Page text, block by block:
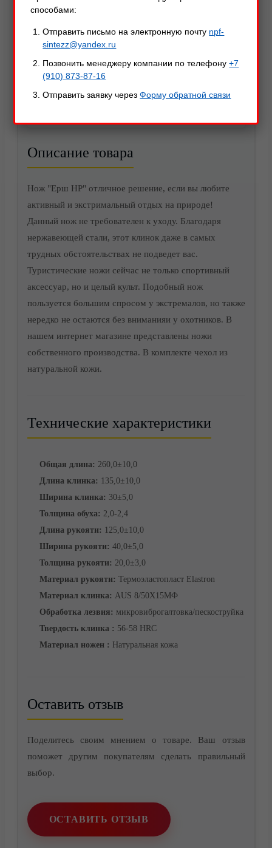
Акции
Корзина
Описание товара
Нож "Ерш НР" отличное решение, если вы любите
активный и экстримальный отдых на природе!
Данный нож не требователен к уходу. Благодаря
нержавеющей стали, этот клинок даже в самых
трудных обстоятельствах не подведет вас.
Туристические ножи сейчас не только спортивный
аксессуар, но и целый культ. Подобный нож
пользуется большим спросом у экстремалов, но также
нередко не остаются без вниманияи у охотников. В
нашем интернет магазине представлены ножи
собственного производства. В комплекте чехол из
натуральной кожи.
Технические характеристики
Общая длина: 260,0±10,0
Длина клинка: 135,0±10,0
Ширина клинка: 30±5,0
Толщина обуха: 2,0-2,4
Длина рукояти: 125,0±10,0
Ширина рукояти: 40,0±5,0
Толщина рукояти: 20,0±3,0
Материал рукояти: Термоэластопласт Elastron
Материал клинка: AUS 8/50Х15МФ
Обработка лезвия: микровиброгалтовка/пескоструйка
Твердость клинка : 56-58 HRC
Материал ножен : Натуральная кожа
Оставить отзыв
Поделитесь своим мнением о товаре. Ваш отзыв
поможет другим покупателям сделать правильный
выбор.
ОСТАВИТЬ ОТЗЫВ
способами:
Отправить письмо на электронную почту npf-
sintezz@yandex.ru
Позвонить менеджеру компании по телефону+7
(910) 873-87-16
Отправить заявку черезФорму обратной связи